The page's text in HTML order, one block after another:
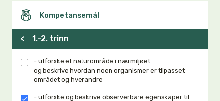
Kompetansemål
< 1.-2. trinn
- utforske et naturområde i nærmiljøet
og beskrive hvordan noen organismer er tilpasset
området og hverandre
- utforske og beskrive observerbare egenskaper til